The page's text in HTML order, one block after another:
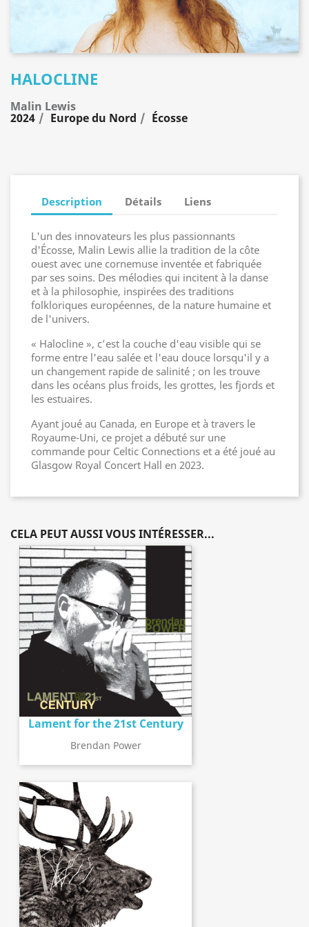
HALOCLINE
Malin Lewis
2024 Europe du Nord Écosse
Description Détails Liens
L'un des innovateurs les plus passionnants
d'Écosse, Malin Lewis allie la tradition de la côte
ouest avec une cornemuse inventée et fabriquée
par ses soins. Des mélodies qui incitent à la danse
et à la philosophie, inspirées des traditions
folkloriques européennes, de la nature humaine et
de l'univers.
« Halocline », c’est la couche d'eau visible qui se
forme entre l'eau salée et l'eau douce lorsqu'il y a
un changement rapide de salinité ; on les trouve
dans les océans plus froids, les grottes, les fjords et
les estuaires.
Ayant joué au Canada, en Europe et à travers le
Royaume-Uni, ce projet a débuté sur une
commande pour Celtic Connections et a été joué au
Glasgow Royal Concert Hall en 2023.
CELA PEUT AUSSI VOUS INTÉRESSER...
Lament for the 21st Century
Brendan Power